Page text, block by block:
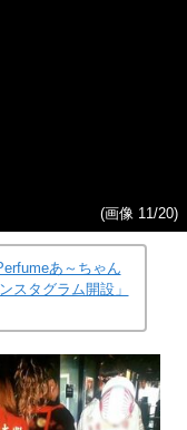
(画像 11/20)
あ～ちゃん
スタグラム開設」